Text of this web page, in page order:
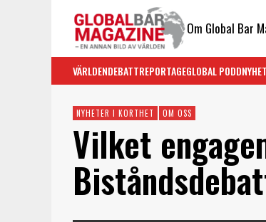
Om Global Bar
VÄRLDENDEBATTREPORTAGEGLOBAL PODD
NYHETER I KORTHET OM OSS
Vilket